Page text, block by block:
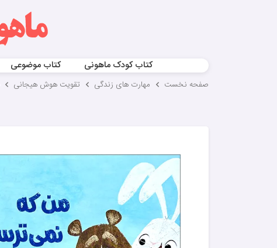
کتاب کودک ماهونی کتاب موضوعی
صفحه نخست مهارت های زندگی تقویت هوش هیجانی